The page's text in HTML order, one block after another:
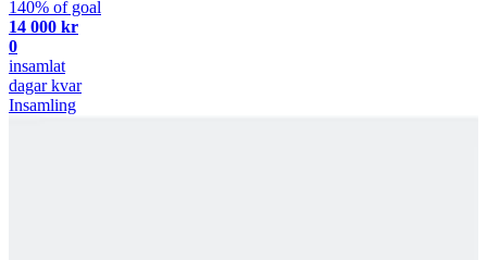
140% of goal
14 000 kr
0
insamlat
dagar kvar
Insamling